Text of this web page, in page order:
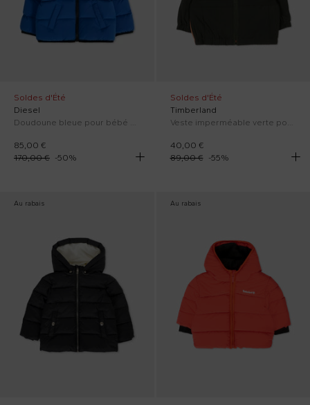
Soldes d'Été
Diesel
Doudoune bleue pour bébé garçon avec logo
85,00 €
170,00 € -50%
Soldes d'Été
Timberland
Veste imperméable verte pour Bébé Garçon logo
40,00 €
89,00 €
-55%
Au rabais Au rabais